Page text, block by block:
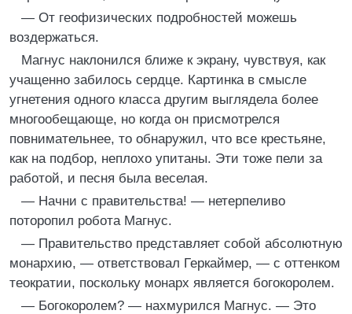
— От геофизических подробностей можешь
воздержаться.
Магнус наклонился ближе к экрану, чувствуя, как
учащенно забилось сердце. Картинка в смысле
угнетения одного класса другим выглядела более
многообещающе, но когда он присмотрелся
повнимательнее, то обнаружил, что все крестьяне,
как на подбор, неплохо упитаны. Эти тоже пели за
работой, и песня была веселая.
— Начни с правительства! — нетерпеливо
поторопил робота Магнус.
— Правительство представляет собой абсолютную
монархию, — ответствовал Геркаймер, — с оттенком
теократии, поскольку монарх является богокоролем.
— Богокоролем? — нахмурился Магнус. — Это